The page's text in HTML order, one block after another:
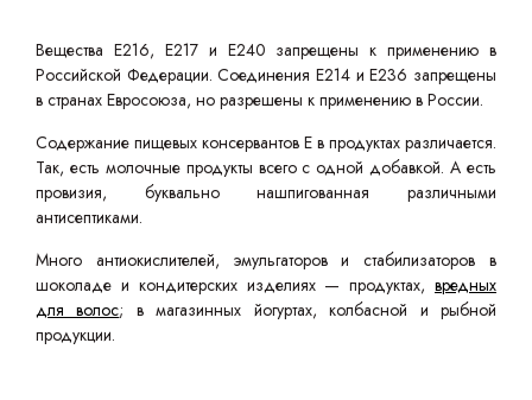
Вещества Е216, Е217 и Е240 запрещены к применению в
Российской Федерации. Соединения Е214 и Е236 запрещены
в странах Евросоюза, но разрешены к применению в России.
Содержание пищевых консервантов Е в продуктах различается.
Так, есть молочные продукты всего с одной добавкой. А есть
провизия, буквально нашпигованная различными
антисептиками.
Много антиокислителей, эмульгаторов и стабилизаторов в
шоколаде и кондитерских изделиях — продуктах, вредных
для волос; в магазинных йогуртах, колбасной и рыбной
продукции.